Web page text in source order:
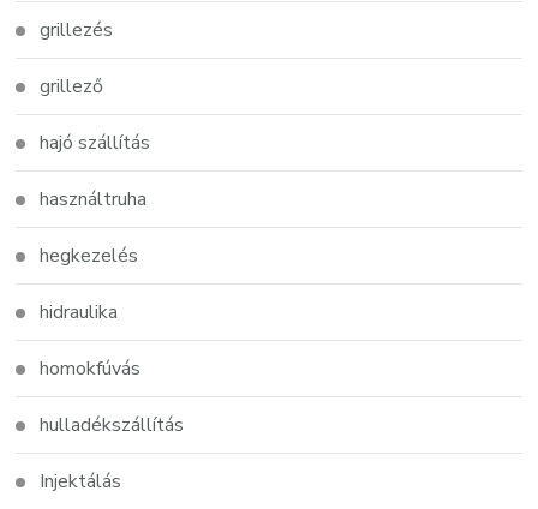
grillezés
grillező
hajó szállítás
használtruha
hegkezelés
hidraulika
homokfúvás
hulladékszállítás
Injektálás